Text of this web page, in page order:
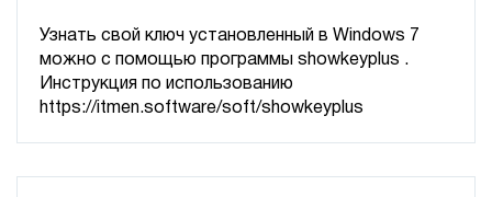
Узнать свой ключ установленный в Windows 7
можно с помощью программы showkeyplus .
Инструкция по использованию
https://itmen.software/soft/showkeyplus